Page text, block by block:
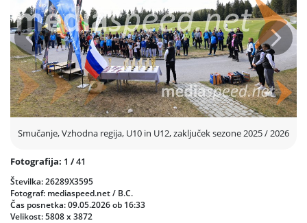
Smučanje, Vzhodna regija, U10 in U12, zaključek sezone 2025 / 2026
Prejšnja
Fotografija: 1 /41
Številka: 26289X3595
Fotograf: mediaspeed.net / B.C.
Čas posnetka: 09.05.2026 ob 16:33
Velikost: 5808 x 3872